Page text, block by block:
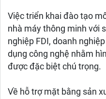
Việc triển khai đào tạo
nhà máy thông minh với
nghiệp FDI, doanh
dụng công nghệ nhằm
được đặc biệt chú trọng.
Về hỗ trợ mặt bằng sản